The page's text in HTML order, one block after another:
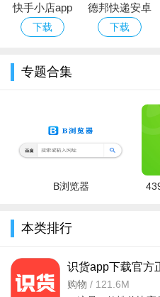
快手小店app
官方下载2026
下载
德邦快递安卓
版
下载
专题合集
B浏览器
本类排行
识货app下载官方
安卓版
购物 / 121.6M